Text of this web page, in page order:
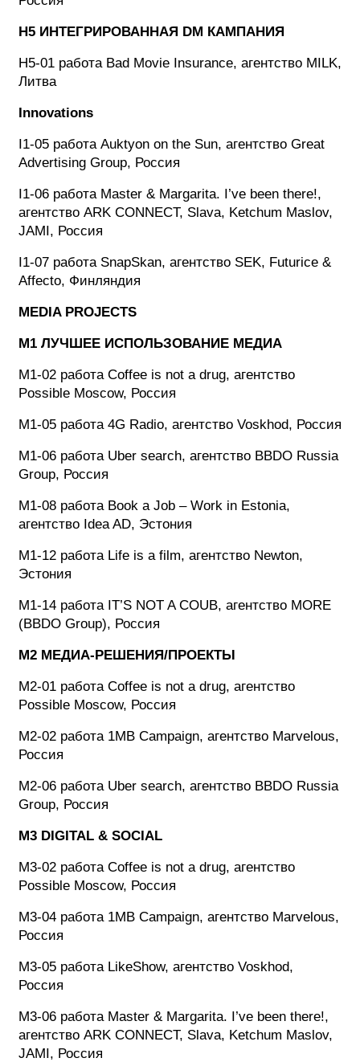
H5 ИНТЕГРИРОВАННАЯ DM КАМПАНИЯ
H5-01 работа Bad Movie Insurance, агентство MILK,
Литва
Innovations
I1-05 работа Auktyon on the Sun, агентство Great
Advertising Group, Россия
I1-06 работа Master & Margarita. I’ve been there!,
агентство ARK CONNECT, Slava, Ketchum Maslov,
JAMI, Россия
I1-07 работа SnapSkan, агентство SEK, Futurice &
Affecto, Финляндия
MEDIA PROJECTS
M1 ЛУЧШЕЕ ИСПОЛЬЗОВАНИЕ МЕДИА
M1-02 работа Coffee is not a drug, агентство
Possible Moscow, Россия
M1-05 работа 4G Radio, агентство Voskhod, Россия
M1-06 работа Uber search, агентство BBDO Russia
Group, Россия
M1-08 работа Book a Job – Work in Estonia,
агентство Idea AD, Эстония
M1-12 работа Life is a film, агентство Newton,
Эстония
M1-14 работа IT’S NOT A COUB, агентство MORE
(BBDO Group), Россия
M2 МЕДИА-РЕШЕНИЯ/ПРОЕКТЫ
M2-01 работа Coffee is not a drug, агентство
Possible Moscow, Россия
M2-02 работа 1MB Campaign, агентство Marvelous,
Россия
M2-06 работа Uber search, агентство BBDO Russia
Group, Россия
M3 DIGITAL & SOCIAL
M3-02 работа Coffee is not a drug, агентство
Possible Moscow, Россия
M3-04 работа 1MB Campaign, агентство Marvelous,
Россия
M3-05 работа LikeShow, агентство Voskhod,
Россия
M3-06 работа Master & Margarita. I’ve been there!,
агентство ARK CONNECT, Slava, Ketchum Maslov,
JAMI, Россия